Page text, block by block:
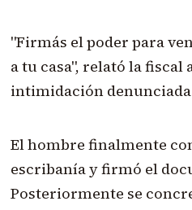
"Firmás el poder para
a tu casa", relató la
intimidación
El hombre finalmente
escribanía y firmó el
Posteriormente se